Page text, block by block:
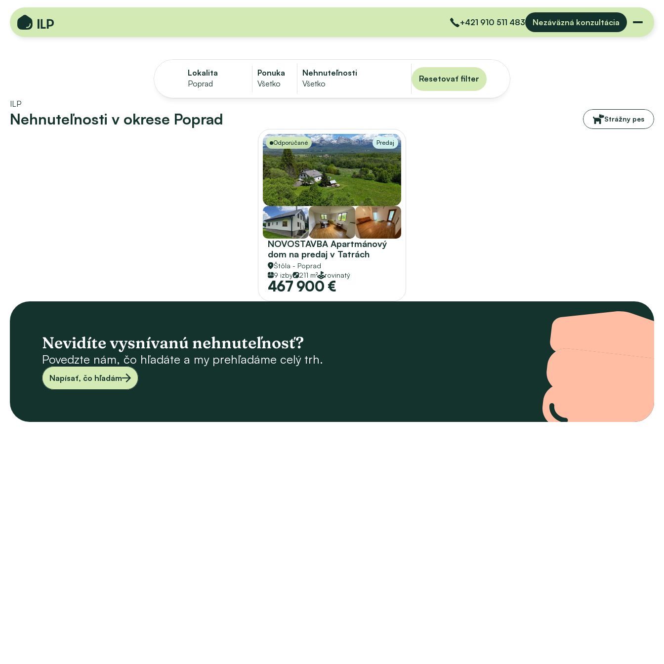
+421 910 511 483 Nezáväzná konzultácia
Lokalita
Poprad
Ponuka
Všetko
Nehnuteľnosti
Všetko
Resetovať filter
ILP
Nehnuteľnosti v okrese Poprad Strážny pes
Odporúčané Predaj
NOVOSTAVBA Apartmánový
dom na predaj v Tatrách
Štôla - Poprad
9 izby
211 m² rovinatý
467 900 €
Nevidíte vysnívanú nehnuteľnosť?
Povedzte nám, čo hľadáte a my prehľadáme celý trh.
Napísať, čo hľadám